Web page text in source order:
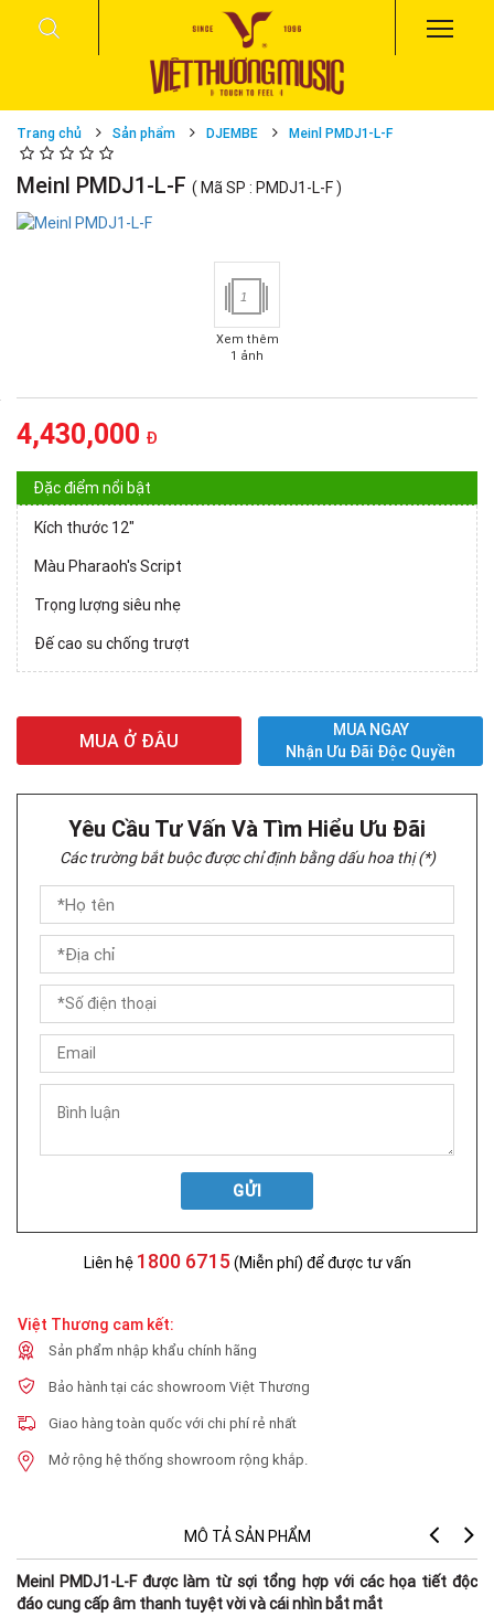
Trang chủ Sản phẩm DJEMBE Meinl PMDJ1-L-F
Meinl PMDJ1-L-F ( Mã SP : PMDJ1-L-F )
1
Xem thêm
1 ảnh
4,430,000 Đ
Đặc điểm nổi bật
Kích thước 12"
Màu Pharaoh's Script
Trọng lượng siêu nhẹ
Đế cao su chống trượt
MUA Ở ĐÂU
MUA NGAY
Nhận Ưu Đãi Độc Quyền
Yêu Cầu Tư Vấn Và Tìm Hiểu Ưu Đãi
Các trường bắt buộc được chỉ định bằng dấu hoa thị (*)
GỬI
Liên hệ 1800 6715 (Miễn phí) để được tư vấn
Việt Thương cam kết:
Sản phẩm nhập khẩu chính hãng
Bảo hành tại các showroom Việt Thương
Giao hàng toàn quốc với chi phí rẻ nhất
Mở rộng hệ thống showroom rộng khắp.
MÔ TẢ SẢN PHẨM
Meinl PMDJ1-L-F được làm từ sợi tổng hợp với các họa tiết độc
đáo cung cấp âm thanh tuyệt vời và cái nhìn bắt mắt